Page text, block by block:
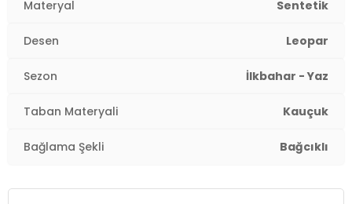
Materyal Sentetik
Desen Leopar
Sezon İlkbahar - Yaz
Taban Materyali Kauçuk
Bağlama Şekli Bağcıklı